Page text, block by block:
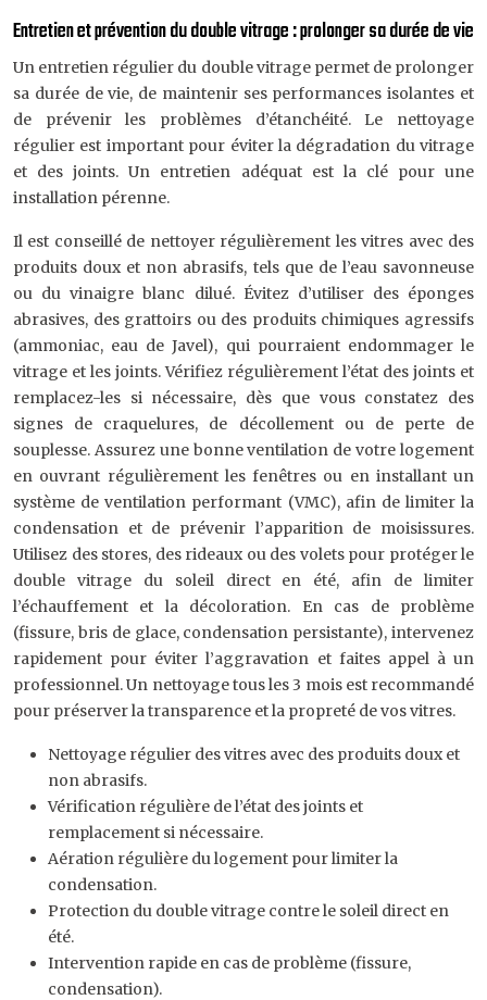
Entretien et prévention du double vitrage : prolonger sa durée de vie
Un entretien régulier du double vitrage permet de prolonger
sa durée de vie, de maintenir ses performances isolantes et
de prévenir les problèmes d’étanchéité. Le nettoyage
régulier est important pour éviter la dégradation du vitrage
et des joints. Un entretien adéquat est la clé pour une
installation pérenne.
Il est conseillé de nettoyer régulièrement les vitres avec des
produits doux et non abrasifs, tels que de l’eau savonneuse
ou du vinaigre blanc dilué. Évitez d’utiliser des éponges
abrasives, des grattoirs ou des produits chimiques agressifs
(ammoniac, eau de Javel), qui pourraient endommager le
vitrage et les joints. Vérifiez régulièrement l’état des joints et
remplacez-les si nécessaire, dès que vous constatez des
signes de craquelures, de décollement ou de perte de
souplesse. Assurez une bonne ventilation de votre logement
en ouvrant régulièrement les fenêtres ou en installant un
système de ventilation performant (VMC), afin de limiter la
condensation et de prévenir l’apparition de moisissures.
Utilisez des stores, des rideaux ou des volets pour protéger le
double vitrage du soleil direct en été, afin de limiter
l’échauffement et la décoloration. En cas de problème
(fissure, bris de glace, condensation persistante), intervenez
rapidement pour éviter l’aggravation et faites appel à un
professionnel. Un nettoyage tous les 3 mois est recommandé
pour préserver la transparence et la propreté de vos vitres.
Nettoyage régulier des vitres avec des produits doux et
non abrasifs.
Vérification régulière de l’état des joints et
remplacement si nécessaire.
Aération régulière du logement pour limiter la
condensation.
Protection du double vitrage contre le soleil direct en
été.
Intervention rapide en cas de problème (fissure,
condensation).